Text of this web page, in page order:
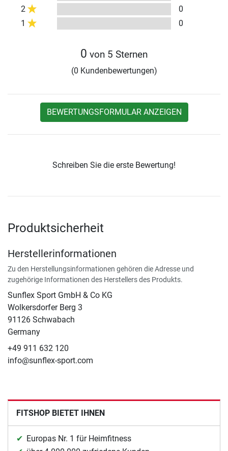
2
0
1
0
0 von 5 Sternen
(0 Kundenbewertungen)
BEWERTUNGSFORMULAR ANZEIGEN
Schreiben Sie die erste Bewertung!
Produktsicherheit
Herstellerinformationen
Zu den Herstellungsinformationen gehören die Adresse und
zugehörige Informationen des Herstellers des Produkts.
Sunflex Sport GmbH & Co KG
Wolkersdorfer Berg 3
91126 Schwabach
Germany
+49 911 632 120
info@sunflex-sport.com
FITSHOP BIETET IHNEN
Europas Nr. 1 für Heimfitness